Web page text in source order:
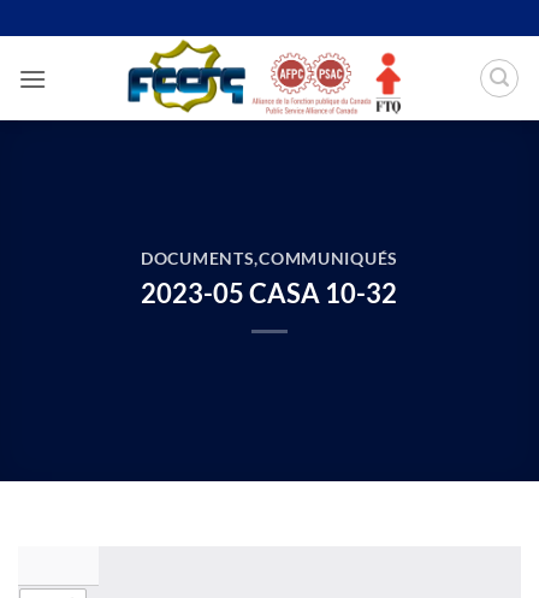
au
contenu
DOCUMENTS,COMMUNIQUÉS
2023-05 CASA 10-32